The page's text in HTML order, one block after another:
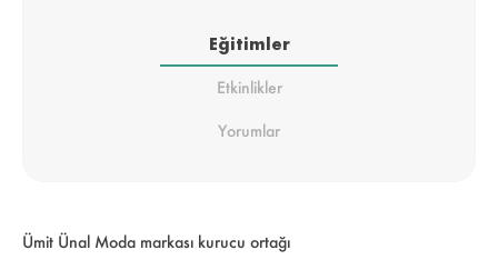
Eğitimler
Etkinlikler
Yorumlar
Ümit Ünal Moda markası kurucu ortağı